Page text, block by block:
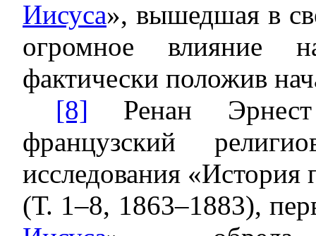
Иисуса», вышедшая в
огромное влияние
фактически положив
[8] Ренан
французский
исследования «История
(Т. 1–8, 1863–1883),